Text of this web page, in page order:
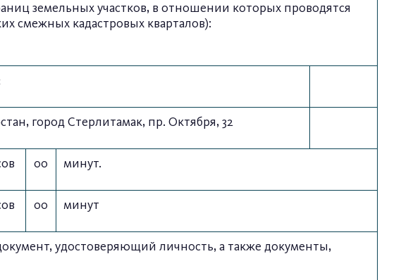
земельных участков, в отношении которых проводятся
смежных кадастровых кварталов):
город Стерлитамак, пр. Октября, 32
00 минут.
00 минут
удостоверяющий личность, а также документы,